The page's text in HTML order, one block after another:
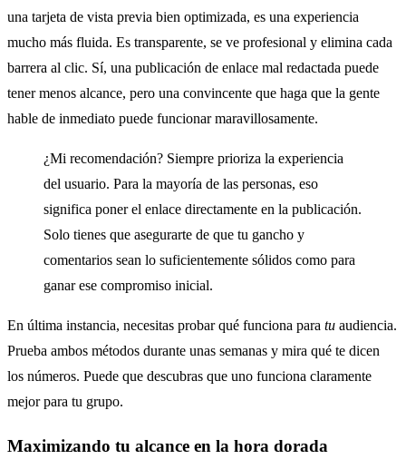
una tarjeta de vista previa bien optimizada, es una experiencia
mucho más fluida. Es transparente, se ve profesional y elimina cada
barrera al clic. Sí, una publicación de enlace mal redactada puede
tener menos alcance, pero una convincente que haga que la gente
hable de inmediato puede funcionar maravillosamente.
¿Mi recomendación? Siempre prioriza la experiencia
del usuario. Para la mayoría de las personas, eso
significa poner el enlace directamente en la publicación.
Solo tienes que asegurarte de que tu gancho y
comentarios sean lo suficientemente sólidos como para
ganar ese compromiso inicial.
En última instancia, necesitas probar qué funciona para tu audiencia.
Prueba ambos métodos durante unas semanas y mira qué te dicen
los números. Puede que descubras que uno funciona claramente
mejor para tu grupo.
Maximizando tu alcance en la hora dorada